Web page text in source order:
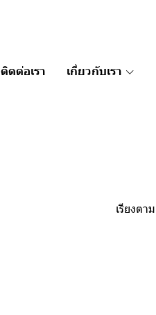
ติดต่อเรา เกี่ยวกับเรา
เรียงตาม